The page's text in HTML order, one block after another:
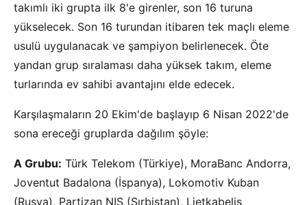
takımlı iki grupta ilk 8'e girenler, son 16 turuna
yükselecek. Son 16 turundan itibaren tek maçlı eleme
usulü uygulanacak ve şampiyon belirlenecek. Öte
yandan grup sıralaması daha yüksek takım, eleme
turlarında ev sahibi avantajını elde edecek.
Karşılaşmaların 20 Ekim'de başlayıp 6 Nisan 2022'de
sona ereceği gruplarda dağılım şöyle:
A Grubu: Türk Telekom (Türkiye), MoraBanc Andorra,
Joventut Badalona (İspanya), Lokomotiv Kuban
(Rusya), Partizan NIS (Sırbistan), Lietkabelis